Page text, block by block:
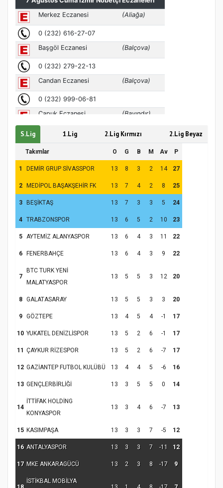
Türkiye’de insanlar dinle bağlarını
koparıyor mu?
S.Lig 1.Lig 2.Lig Kırmızı 2.Lig Beyaz
Takımlar O G B M Av P
1 DEMİR GRUP SİVASSPOR 13 8 3 2 14 27
2 MEDİPOL BAŞAKŞEHİR FK 13 7 4 2 8 25
3 BEŞİKTAŞ 13 7 3 3 5 24
4 TRABZONSPOR 13 6 5 2 10 23
5 AYTEMİZ ALANYASPOR 13 6 4 3 11 22
6 FENERBAHÇE 13 6 4 3 9 22
7
BTC TURK YENİ
MALATYASPOR
13 5 5 3 12 20
8 GALATASARAY 13 5 5 3 3 20
9 GÖZTEPE 13 4 5 4 -1 17
10 YUKATEL DENİZLİSPOR 13 5 2 6 -1 17
11 ÇAYKUR RİZESPOR 13 5 2 6 -7 17
12 GAZİANTEP FUTBOL KULÜBÜ 13 4 4 5 -6 16
13 GENÇLERBİRLİĞİ 13 3 5 5 0 14
14
İTTİFAK HOLDİNG
KONYASPOR
13 3 4 6 -7 13
15 KASIMPAŞA 13 3 3 7 -5 12
16 ANTALYASPOR 13 3 3 7 -11 12
17 MKE ANKARAGÜCÜ 13 2 3 8 -17 9
İSTİKBAL MOBİLYA